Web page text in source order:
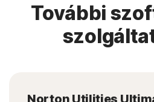
További
Norton Utilities